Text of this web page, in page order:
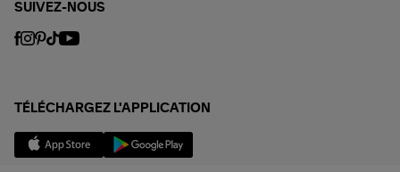
SUIVEZ-NOUS
TÉLÉCHARGEZ L'APPLICATION